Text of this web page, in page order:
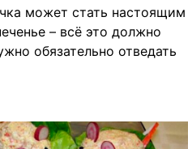
может стать настоящим
– всё это должно
обязательно отведать